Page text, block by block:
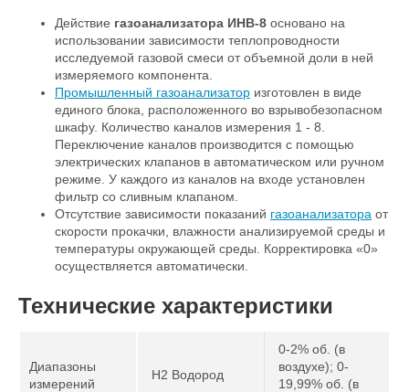
Действие газоанализатора ИНВ-8 основано на
использовании зависимости теплопроводности
исследуемой газовой смеси от объемной доли в ней
измеряемого компонента.
Промышленный газоанализатор изготовлен в виде
единого блока, расположенного во взрывобезопасном
шкафу. Количество каналов измерения 1 - 8.
Переключение каналов производится с помощью
электрических клапанов в автоматическом или ручном
режиме. У каждого из каналов на входе установлен
фильтр со сливным клапаном.
Отсутствие зависимости показаний газоанализатора от
скорости прокачки, влажности анализируемой среды и
температуры окружающей среды. Корректировка «0»
осуществляется автоматически.
Технические характеристики
Диапазоны
измерений
H2 Водород
0-2% об. (в
воздухе); 0-
19,99% об. (в